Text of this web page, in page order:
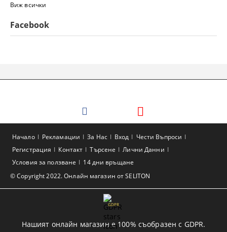
Виж всички
Facebook
© Copyright 2022. Онлайн магазин от SELITON
Начало Рекламации За Нас Вход
Чести Въпроси
Регистрация
Контакт Търсене
Лични Данни
Условия за ползване
14 дни връщане
GDPR
Нашият онлайн магазин е 100% съобразен с GDPR.